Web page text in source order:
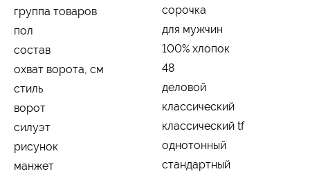
группа товаров
сорочка
пол
для мужчин
состав
100% хлопок
охват ворота, см
48
стиль
деловой
ворот
классический
силуэт
классический tf
рисунок
однотонный
манжет
стандартный